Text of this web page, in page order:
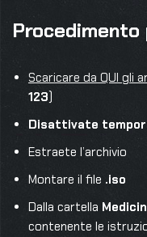
Procedimento
Scaricare da QUI gli
123)
Disattivate
Estraete l’archivio
Montare il file .iso
Dalla cartella
contenente le